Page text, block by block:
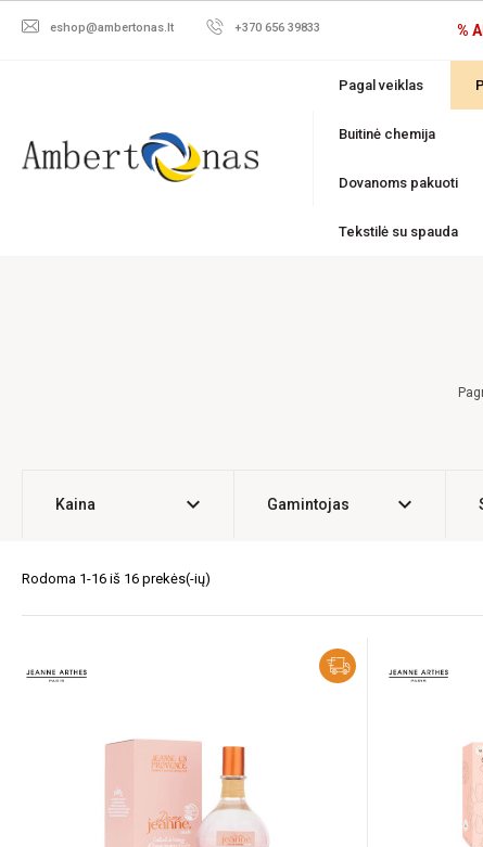
eshop@ambertonas.lt +370 656 39833 %
Pagal veiklas
Buitinė chemija
Dovanoms pakuoti
Tekstilė su spauda
Kaina expand_more Gamintojas expand_more
Rodoma 1-16 iš 16 prekės(-ių)